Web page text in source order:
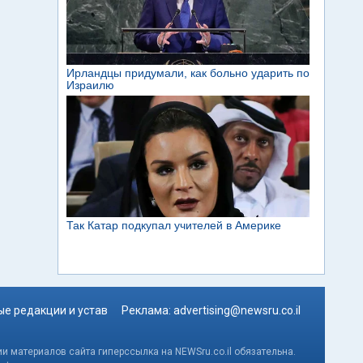
редакции и устав Реклама: advertising@newsru.co.il
сайта гиперссылка на NEWSru.co.il обязательна.